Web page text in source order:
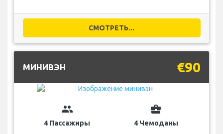
СМОТРЕТЬ...
МИНИВЭН €90
group
4 Пассажиры
business_center
4 Чемоданы